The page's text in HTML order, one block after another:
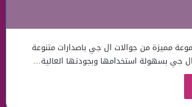
مميزة من جوالات ال جي باصدارات متنوعة
جي بسهولة استخدامها وبجودتها العالية…